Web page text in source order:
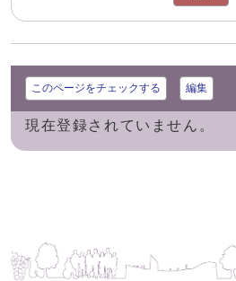
このページをチェックする 編集
現在登録されていません。